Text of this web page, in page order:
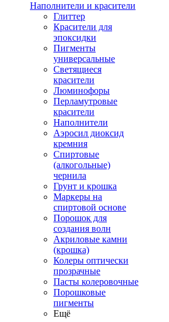
Наполнители и красители
Глиттер
Красители для
эпоксидки
Пигменты
универсальные
Светящиеся
красители
Люминофоры
Перламутровые
красители
Наполнители
Аэросил диоксид
кремния
Спиртовые
(алкогольные)
чернила
Грунт и крошка
Маркеры на
спиртовой основе
Порошок для
создания волн
Акриловые камни
(крошка)
Колеры оптически
прозрачные
Пасты колеровочные
Порошковые
пигменты
Ещё